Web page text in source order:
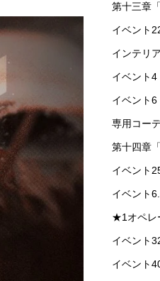
第十三章
イベント
インテリア
イベント4
イベント6
専用コー
第十四章
イベント
イベント
★1オペレ
イベント
イベント